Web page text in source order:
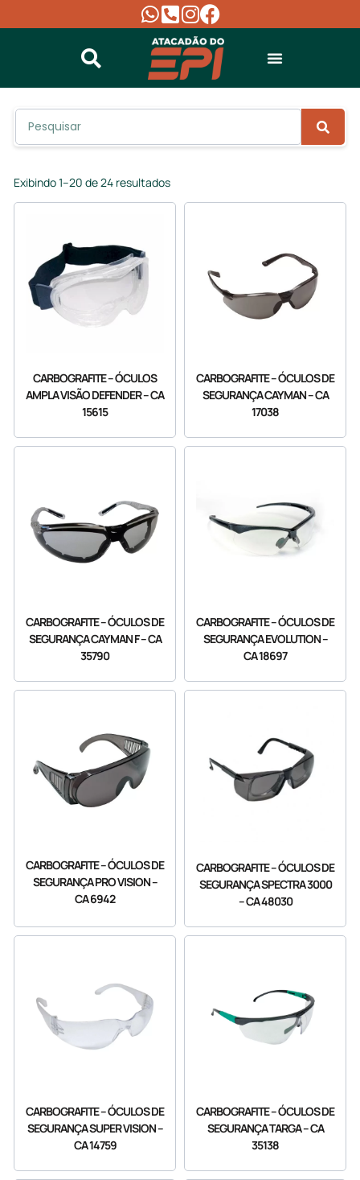
Exibindo 1–20 de 24 resultados
CARBOGRAFITE – ÓCULOS
AMPLA VISÃO DEFENDER – CA
15615
CARBOGRAFITE – ÓCULOS DE
SEGURANÇA CAYMAN – CA
17038
CARBOGRAFITE – ÓCULOS DE
SEGURANÇA CAYMAN F – CA
35790
CARBOGRAFITE – ÓCULOS DE
SEGURANÇA EVOLUTION –
CA 18697
CARBOGRAFITE – ÓCULOS DE
SEGURANÇA PRO VISION –
CA 6942
CARBOGRAFITE – ÓCULOS DE
SEGURANÇA SPECTRA 3000
– CA 48030
CARBOGRAFITE – ÓCULOS DE
SEGURANÇA SUPER VISION –
CA 14759
CARBOGRAFITE – ÓCULOS DE
SEGURANÇA TARGA – CA
35138